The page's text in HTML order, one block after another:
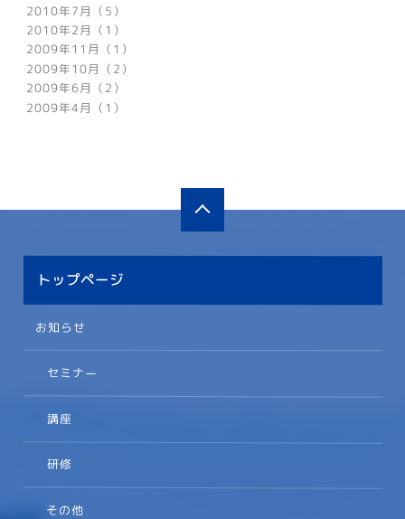
2010年7月（5）
2010年2月（1）
2009年11月（1）
2009年10月（2）
2009年6月（2）
2009年4月（1）
トップページ
お知らせ
セミナー
講座
研修
その他